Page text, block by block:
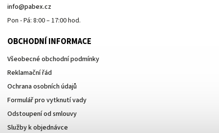
info@pabex.cz
Pon - Pá: 8:00 – 17:00 hod.
OBCHODNÍ INFORMACE
Všeobecné obchodní podmínky
Reklamační řád
Ochrana osobních údajů
Formulář pro vytknutí vady
Odstoupení od smlouvy
Služby k objednávce